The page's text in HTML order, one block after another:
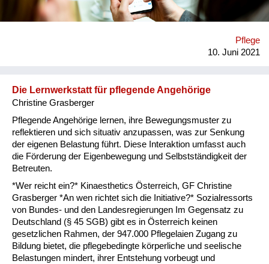
allzu oft sehr herausfordernd und emotional, körperlich und
finanziell belastend. Im schlimmsten Fall endet es für
weiblich. Sie gilt als Selbstverständlichkeit und ist unsichtbar –
Pflege
10. Juni 2021
Die Lernwerkstatt für pflegende Angehörige
Christine Grasberger
Pflegende Angehörige lernen, ihre Bewegungsmuster zu
reflektieren und sich situativ anzupassen, was zur Senkung
der eigenen Belastung führt. Diese Interaktion umfasst auch
die Förderung der Eigenbewegung und Selbstständigkeit der
Betreuten.
*Wer reicht ein?* Kinaesthetics Österreich, GF Christine
Grasberger *An wen richtet sich die Initiative?* Sozialressorts
von Bundes- und den Landesregierungen Im Gegensatz zu
Deutschland (§ 45 SGB) gibt es in Österreich keinen
gesetzlichen Rahmen, der 947.000 Pflegelaien Zugang zu
Bildung bietet, die pflegebedingte körperliche und seelische
Belastungen mindert, ihrer Entstehung vorbeugt und